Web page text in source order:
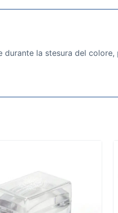
la stesura del colore,